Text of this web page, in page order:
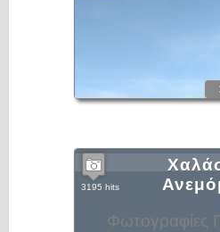
Φωτογραφίες
3195 hits